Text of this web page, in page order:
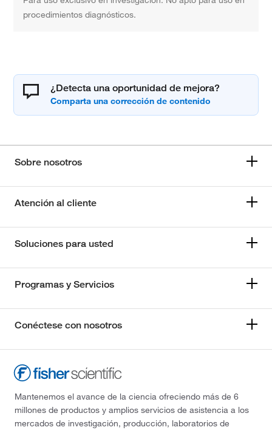
procedimientos diagnósticos.
¿Detecta una oportunidad de mejora?
Sobre nosotros
Atención al cliente
Soluciones para usted
Programas y Servicios
Conéctese con nosotros
Mantenemos el avance de la ciencia ofreciendo más de 6
millones de productos y amplios servicios de asistencia a los
mercados de investigación, producción, laboratorios de